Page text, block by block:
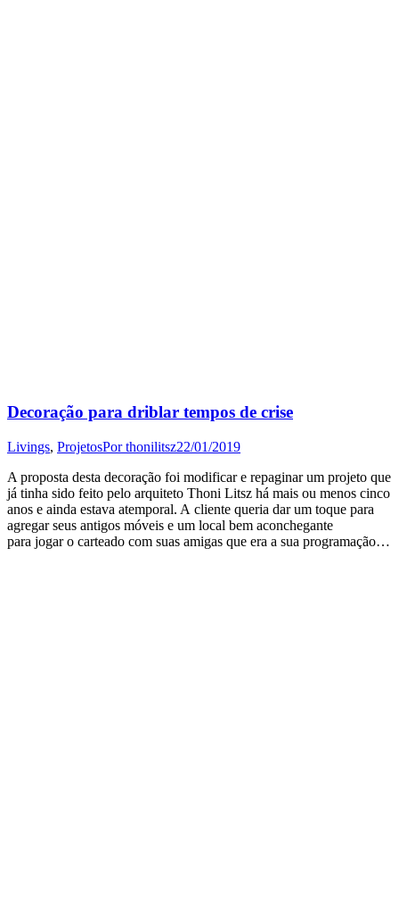
Decoração para driblar tempos de crise
Livings, ProjetosPorthonilitsz22/01/2019
A proposta desta decoração foi modificar e repaginar um projeto que
já tinha sido feito pelo arquiteto Thoni Litsz há mais ou menos cinco
anos e ainda estava atemporal. A cliente queria dar um toque para
agregar seus antigos móveis e um local bem aconchegante
para jogar o carteado com suas amigas que era a sua programação…